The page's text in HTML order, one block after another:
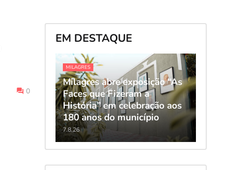
0
EM DESTAQUE
MILAGRES
Milagres abre exposição “As
Faces que Fizeram a
História” em celebração aos
180 anos do município
7.8.26